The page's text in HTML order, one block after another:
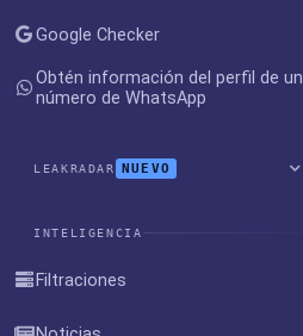
Google Checker
Obtén información del perfil de un
número de WhatsApp
LEAKRADAR NUEVO
INTELIGENCIA
Filtraciones